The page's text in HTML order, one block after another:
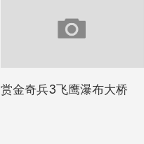
赏金奇兵3飞鹰瀑布大桥